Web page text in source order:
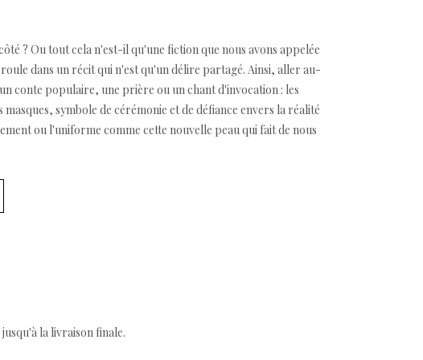
? Ou tout cela n'est-il qu'une fiction que nous avons appelée
dans un récit qui n'est qu'un délire partagé. Ainsi, aller au-
conte populaire, une prière ou un chant d'invocation : les
symbole de cérémonie et de défiance envers la réalité
ou l'uniforme comme cette nouvelle peau qui fait de nous
la livraison finale.